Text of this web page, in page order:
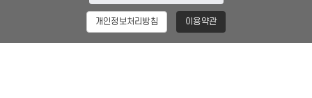
개인정보처리방침 이용약관